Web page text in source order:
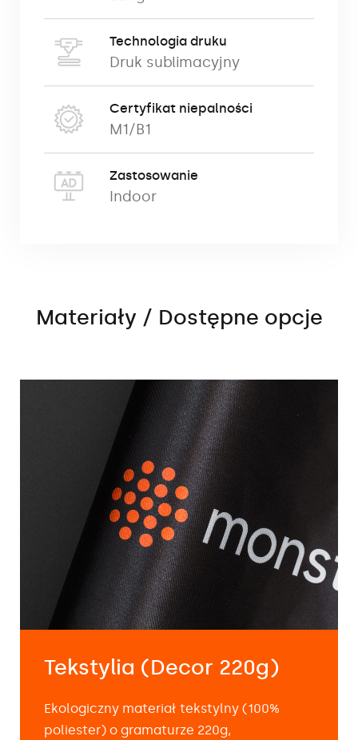
Technologia druku
Druk sublimacyjny
Certyfikat niepalności
M1/B1
Zastosowanie
Indoor
Materiały / Dostępne opcje
Tekstylia (Decor 220g)
Ekologiczny materiał tekstylny (100%
poliester) o gramaturze 220g,